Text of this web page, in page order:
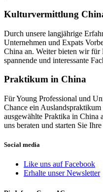
Kulturvermittlung
Durch unsere langjährige
Unternehmen und Expats
China an. Weiter bieten wir für
spannende und interessante
Praktikum in China
Für Young Professional und
Chance ein
ausgewählte Praktika in China
uns beraten und starten Sie
Social media
Like uns auf Facebook
Erhalte unser Newsletter